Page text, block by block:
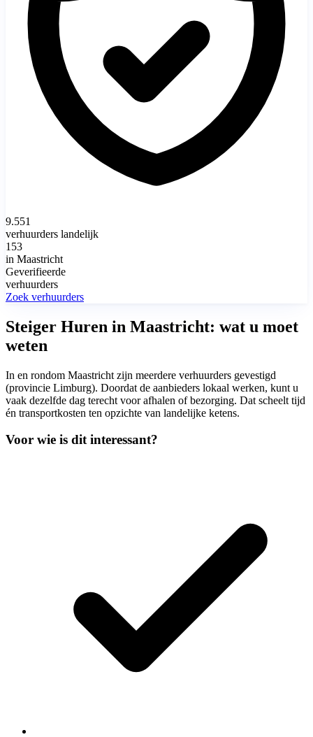
9.551
verhuurders landelijk
153
in Maastricht
Geverifieerde
verhuurders
Zoek verhuurders
Steiger Huren in Maastricht: wat u moet
weten
In en rondom Maastricht zijn meerdere verhuurders gevestigd
(provincie Limburg). Doordat de aanbieders lokaal werken, kunt u
vaak dezelfde dag terecht voor afhalen of bezorging. Dat scheelt tijd
én transportkosten ten opzichte van landelijke ketens.
Voor wie is dit interessant?